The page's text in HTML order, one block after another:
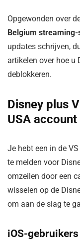
Opgewonden over
Belgium
updates schrijven,
artikelen over hoe u
deblokkeren.
Disney plus
USA
Je hebt een in de
te melden voor
omzeilen door een
wisselen op de
om aan de slag te
iOS-gebruikers